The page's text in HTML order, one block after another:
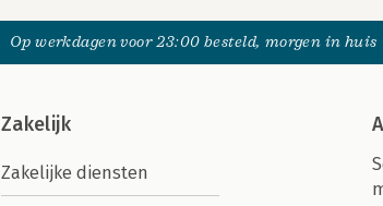
Op werkdagen voor 23:00 besteld, morgen in huis
Zakelijk
Zakelijke diensten